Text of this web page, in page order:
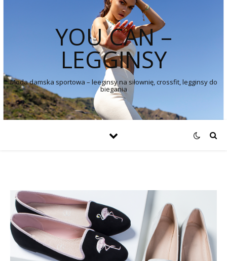
YOU CAN –
LEGGINSY
Moda damska sportowa – leeginsy na siłownię, crossfit, legginsy do
biegania